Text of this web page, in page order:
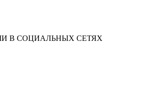
В СОЦИАЛЬНЫХ СЕТЯХ